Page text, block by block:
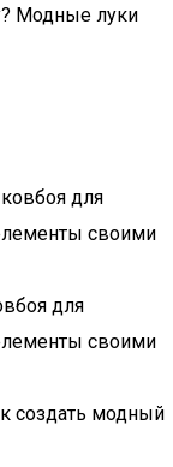
Модные луки
для
своими